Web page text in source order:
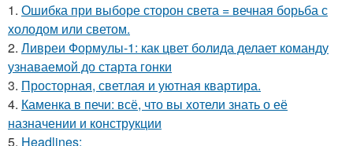
1. Ошибка при выборе сторон света = вечная борьба с
холодом или светом.
2. Ливреи Формулы-1: как цвет болида делает команду
узнаваемой до старта гонки
3. Просторная, светлая и уютная квартира.
4. Каменка в печи: всё, что вы хотели знать о её
назначении и конструкции
5. Headlines: